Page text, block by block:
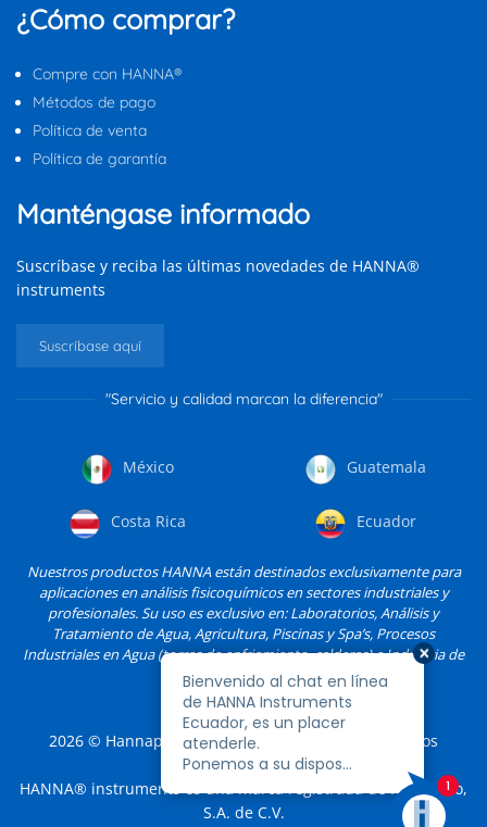
¿Cómo comprar?
Compre con HANNA®
Métodos de pago
Política de venta
Política de garantía
Manténgase informado
Suscríbase y reciba las últimas novedades de HANNA®
instruments
Suscríbase aquí
"Servicio y calidad marcan la diferencia"
México Guatemala
Costa Rica Ecuador
Nuestros productos HANNA están destinados exclusivamente para
aplicaciones en análisis fisicoquímicos en sectores industriales y
profesionales. Su uso es exclusivo en: Laboratorios, Análisis y
Tratamiento de Agua, Agricultura, Piscinas y Spa’s, Procesos
Industriales en Agua (torres de enfriamiento, calderas) e Industria de
Alimentos, entre otros.
2026 © Hannapro, S.A. de C.V. y sus filiales. Todos los
derechos reservados.
HANNA® instruments es una marca registrada de Hannapro,
S.A. de C.V.